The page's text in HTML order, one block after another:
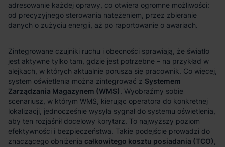
Systemem
Zarządzania Magazynem (WMS)
całkowitego kosztu posiadania (TCO)